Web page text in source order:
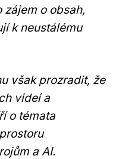
zájem o obsah,
k neustálému
však prozradit, že
videí a
o témata
a AI.